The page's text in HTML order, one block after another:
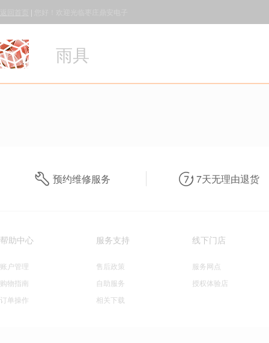
|
雨具
预约维修服务 7天无理由退货
帮助中心
账户管理
购物指南
订单操作
服务支持
售后政策
自助服务
相关下载
线下门店
服务网点
授权体验店